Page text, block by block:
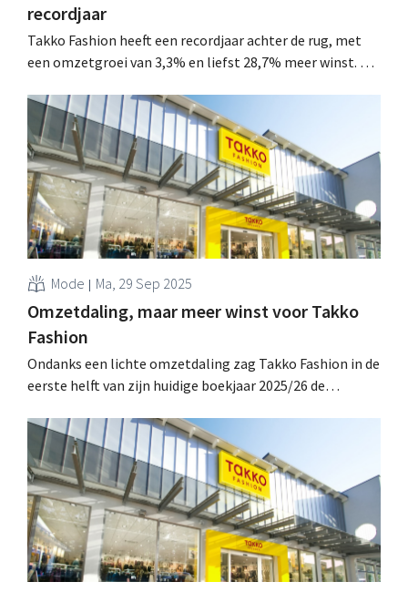
recordjaar
Takko Fashion heeft een recordjaar achter de rug, met
een omzetgroei van 3,3% en liefst 28,7% meer winst. Na
en zet ze in op een uitbreiding met 300 winkels in
Europa. .
Mode Ma, 29 Sep 2025
Omzetdaling, maar meer winst voor Takko
Fashion
Ondanks een lichte omzetdaling zag Takko Fashion in de
eerste helft van zijn huidige boekjaar 2025/26 de
zet zijn expansie en modernisering voort in moeilijke
marktomstandigheden. .